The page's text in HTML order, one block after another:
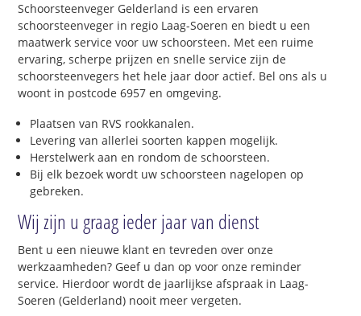
Schoorsteenveger Gelderland is een ervaren
schoorsteenveger in regio Laag-Soeren en biedt u een
maatwerk service voor uw schoorsteen. Met een ruime
ervaring, scherpe prijzen en snelle service zijn de
schoorsteenvegers het hele jaar door actief. Bel ons als u
woont in postcode 6957 en omgeving.
Plaatsen van RVS rookkanalen.
Levering van allerlei soorten kappen mogelijk.
Herstelwerk aan en rondom de schoorsteen.
Bij elk bezoek wordt uw schoorsteen nagelopen op
gebreken.
Wij zijn u graag ieder jaar van dienst
Bent u een nieuwe klant en tevreden over onze
werkzaamheden? Geef u dan op voor onze reminder
service. Hierdoor wordt de jaarlijkse afspraak in Laag-
Soeren (Gelderland) nooit meer vergeten.